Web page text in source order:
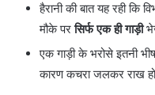
​हैरानी की बात यह रही कि
मौके परसिर्फ एक ही गाड़ी
​एक गाड़ी के भरोसे इतनी
कारण कचरा जलकर राख